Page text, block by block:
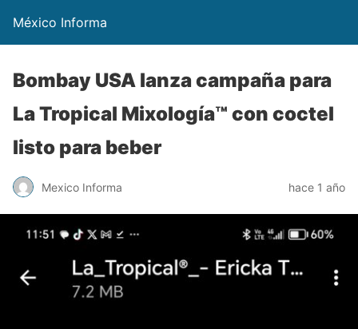
México Informa
Bombay USA lanza campaña para
La Tropical Mixología™ con coctel
listo para beber
Mexico Informa hace 1 año